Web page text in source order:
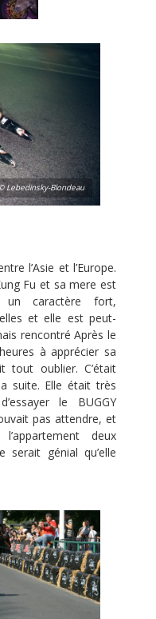
Lebedinsky-Blondeau
l’Asie et l’Europe.
Fu et sa mere est
un caractère fort,
et elle est peut-
rencontré Après le
à apprécier sa
tout oublier. C’était
suite. Elle était très
le BUGGY
pas attendre, et
deux
serait génial qu’elle